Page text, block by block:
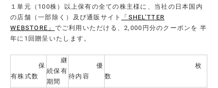
１単元（100株）以上保有の全ての株主様に、当社の日本国内
の店舗（一部除く）及び通販サイト
「SHEL’TTER
WEBSTORE」 でご利用いただける、2,000円分のクーポンを 半
年に1回贈呈いたします。
保
有株式数
継
続保有
期間
優
待内容
枚
数